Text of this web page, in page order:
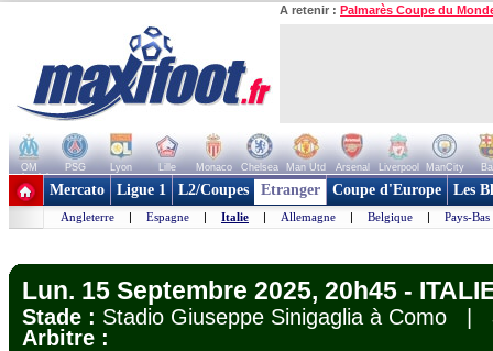
A retenir : Palmarès Coupe du
OM PSG Lyon Lille Monaco Chelsea Man Utd Arsenal Liverpool ManCity
+ de clubs
Mercato Ligue 1 L2/Coupes Etranger Coupe d'Europe Les
Angleterre | Espagne | Italie | Allemagne | Belgique | Pays-Bas
Lun. 15 Septembre 2025, 20h45 -
Stade : Stadio Giuseppe Sinigaglia à Como |
Arbitre :